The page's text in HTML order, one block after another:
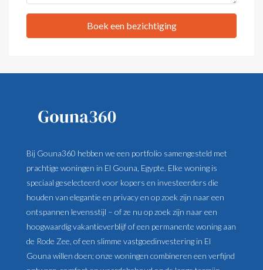
Boek een bezichtiging
Bij Gouna360 hebben we een portfolio samengesteld met
prachtige woningen in El Gouna, Egypte. Elke woning is
speciaal geselecteerd voor kopers en investeerders die
houden van elegantie en privacy en op zoek zijn naar een
ontspannen levensstijl – of ze nu op zoek zijn naar een
hoogwaardig vakantieverblijf of een permanente woning aan
de Rode Zee, of een slimme vastgoedinvestering in El
Gouna willen doen; onze woningen combineren een verfijnd